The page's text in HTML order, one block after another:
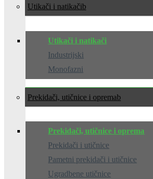
Utikači i natikači
Utikači i natikači
Industrijski
Monofazni
Prekidači, utičnice i oprema
Prekidači, utičnice i oprema
Prekidači i utičnice
Pametni prekidači i utičnice
Ugradbene utičnice